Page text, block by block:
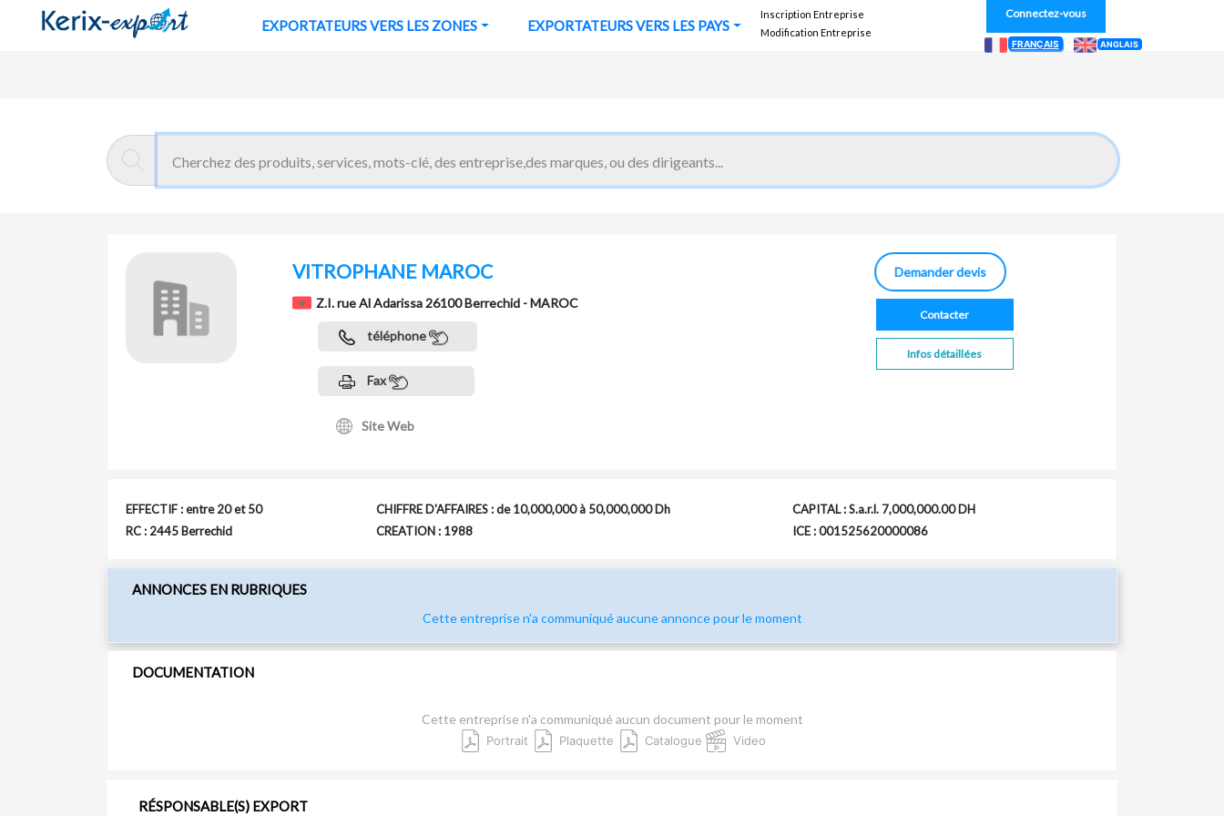
EXPORTATEURS VERS LES ZONES EXPORTATEURS VERS LES PAYS
Inscription Entreprise
Modification Entreprise
Connectez-vous
FRANÇAIS ANGLAIS
Retour Page d'accueil
VITROPHANE MAROC
Z.I. rue Al Adarissa 26100 Berrechid - MAROC
téléphone
Fax
Site Web
Demander devis
Contacter
Infos détaillées
EFFECTIF : entre 20 et 50 CHIFFRE D'AFFAIRES : de 10,000,000 à 50,000,000 Dh
CAPITAL : S.a.r.l. 7,000,000.00 DH
RC : 2445 Berrechid
CREATION : 1988 ICE : 001525620000086
ANNONCES EN RUBRIQUES
Cette entreprise n'a communiqué aucune annonce pour le moment
DOCUMENTATION
Cette entreprise n'a communiqué aucun document pour le moment
Portrait Plaquette Catalogue Video
RÉSPONSABLE(S) EXPORT